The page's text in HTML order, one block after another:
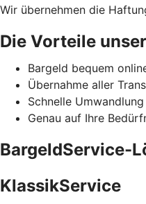
Wir übernehmen die
Die Vorteile
Bargeld bequem
Übernahme aller
Schnelle
Genau auf Ihre
BargeldService-
KlassikService